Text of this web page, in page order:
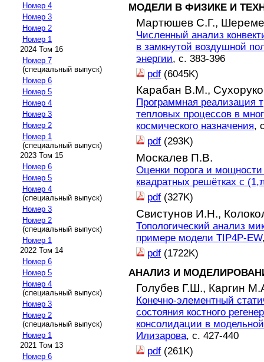
Номер 4
Номер 3
Номер 2
Номер 1
2024 Том 16
Номер 7
(специальный выпуск)
Номер 6
Номер 5
Номер 4
Номер 3
Номер 2
Номер 1
(специальный выпуск)
2023 Том 15
Номер 6
Номер 5
Номер 4
(специальный выпуск)
Номер 3
Номер 2
(специальный выпуск)
Номер 1
2022 Том 14
Номер 6
Номер 5
Номер 4
(специальный выпуск)
Номер 3
Номер 2
(специальный выпуск)
Номер 1
2021 Том 13
Номер 6
МОДЕЛИ В ФИЗИКЕ И
Мартюшев С.Г.,
Численный анализ
в замкнутой воздушной
энергии, с. 383-396
pdf (6045K)
Карабан В.М.,
Программная реализация
тепловых процессов в
космического назначения,
pdf (293K)
Москалев П.В.
Оценки порога и
квадратных решётках с
pdf (327K)
Свистунов И.Н.,
Топологический анализ
примере модели TIP4P-EW
pdf (1722K)
АНАЛИЗ И
Голубев Г.Ш., Каргин
Конечно-элементный
состояния костного
консолидации в
Илизарова, с. 427-440
pdf (261K)